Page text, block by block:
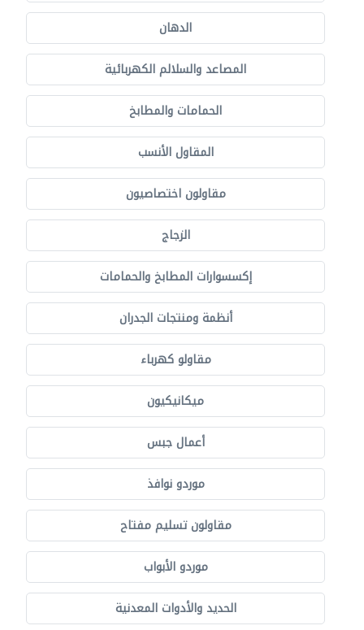
الدهان
المصاعد والسلالم الكهربائية
الحمامات والمطابخ
المقاول الأنسب
مقاولون اختصاصيون
الزجاج
إكسسوارات المطابخ والحمامات
أنظمة ومنتجات الجدران
مقاولو كهرباء
ميكانيكيون
أعمال جبس
موردو نوافذ
مقاولون تسليم مفتاح
موردو الأبواب
الحديد والأدوات المعدنية